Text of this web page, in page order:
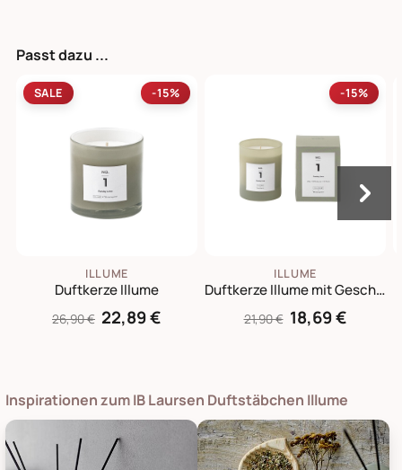
Passt dazu ...
SALE -15%
ILLUME
Duftkerze Illume
26,90 € 22,89 €
-15%
ILLUME
Duftkerze Illume mit Geschenkbox
21,90 € 18,69 €
Inspirationen zum IB Laursen Duftstäbchen Illume